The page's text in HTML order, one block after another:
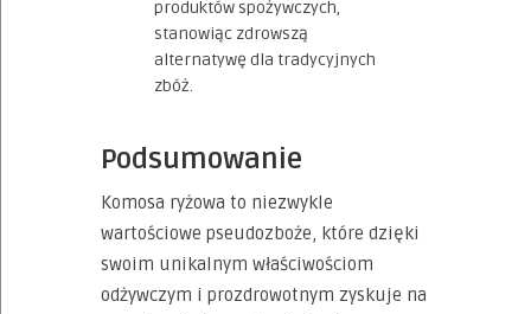
produktów spożywczych,
stanowiąc zdrowszą
alternatywę dla tradycyjnych
zbóż.
Podsumowanie
Komosa ryżowa to niezwykle
wartościowe pseudozboże, które dzięki
swoim unikalnym właściwościom
odżywczym i prozdrowotnym zyskuje na